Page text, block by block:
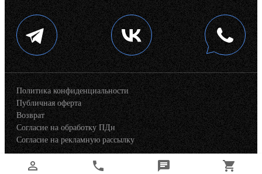
Политика конфиденциальности
Публичная оферта
Возврат
Согласие на обработку ПДн
Согласие на рекламную рассылку